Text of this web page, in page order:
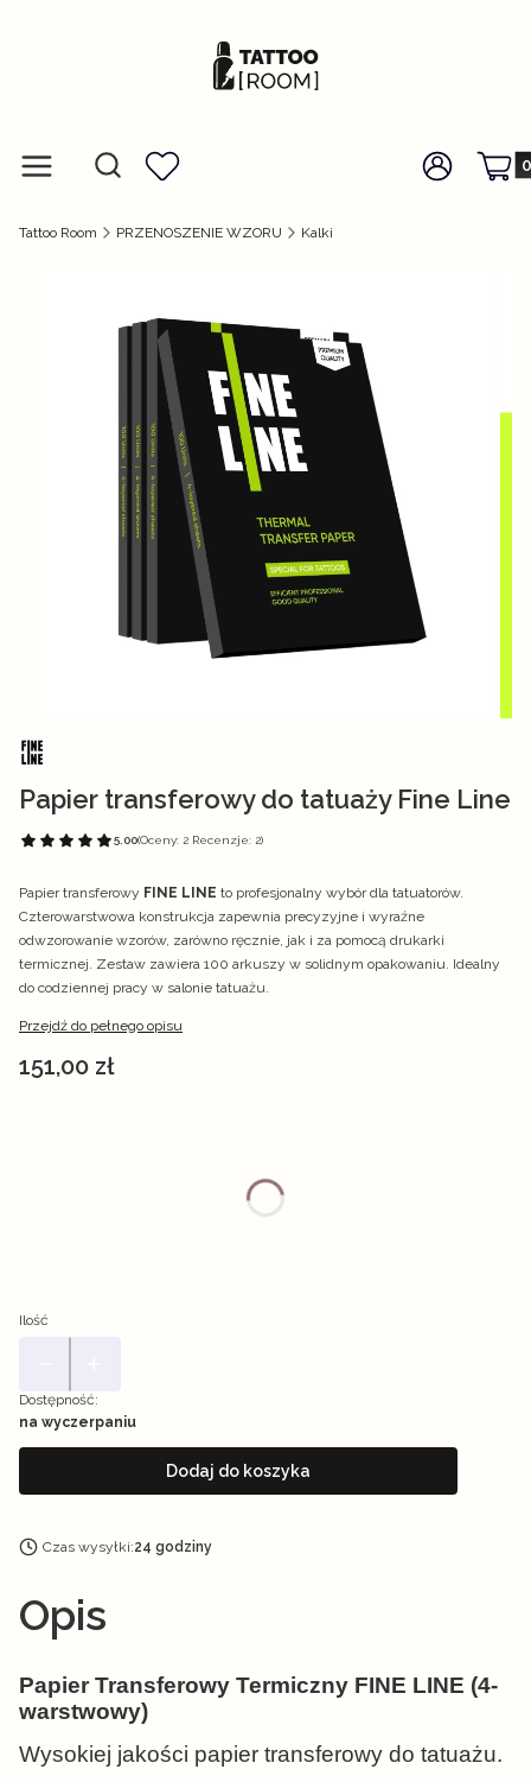
Menu Otwórz wyszukiwarkę
Szukaj Ulubione Zaloguj się
Tattoo Room PRZENOSZENIE WZORU Kalki
Papier transferowy do tatuaży Fine Line
5.00(Oceny: 2 Recenzje: 2)
Papier transferowy FINE LINE to profesjonalny wybór dla tatuatorów.
Czterowarstwowa konstrukcja zapewnia precyzyjne i wyraźne
odwzorowanie wzorów, zarówno ręcznie, jak i za pomocą drukarki
termicznej. Zestaw zawiera 100 arkuszy w solidnym opakowaniu. Idealny
do codziennej pracy w salonie tatuażu.
Przejdź do pełnego opisu
Cena
151,00 zł
Ilość
Dostępność:
na wyczerpaniu
Dodaj do koszyka
Czas wysyłki:24 godziny
Opis
Papier Transferowy Termiczny FINE LINE (4-
warstwowy)
Wysokiej jakości papier transferowy do tatuażu.